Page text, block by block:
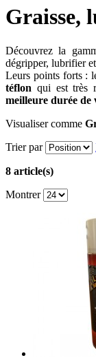
Graisse,
Découvrez la
dégripper, lubrifier
Leurs points forts :
téflon qui est très
meilleure durée de
Visualiser comme
Trier par
8 article(s)
Montrer